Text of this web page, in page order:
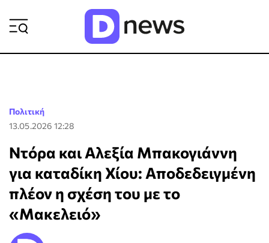
Πολιτική
13.05.2026 12:28
Ντόρα και Αλεξία Μπακογιάννη
για καταδίκη Χίου: Αποδεδειγμένη
πλέον η σχέση του με το
«Μακελειό»